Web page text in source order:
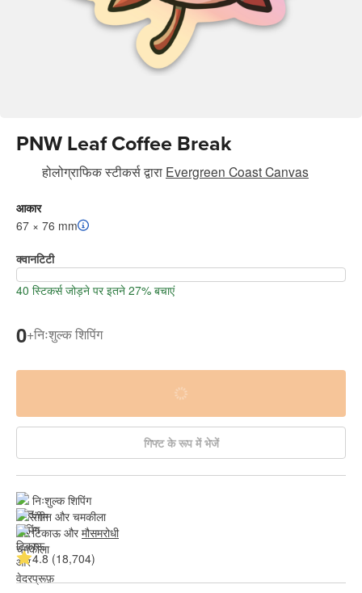
PNW Leaf Coffee Break
होलोग्राफिक स्टीकर्सद्वारा Evergreen Coast Canvas
आकार
67 × 76 mm
क्वानटिटी
40 स्टिकर्स जोड़ने पर इतने 27% बचाएं
0+निःशुल्क शिपिंग
गिफ्ट के रूप में भेजें
निःशुल्क शिपिंग
रंगीन और चमकीला
टिकाऊ और मौसमरोधी
4.8 (18,704)